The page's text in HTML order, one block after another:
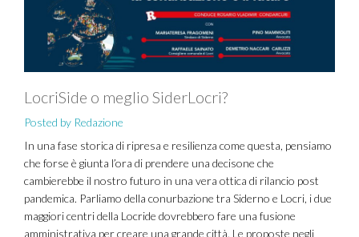
LocriSide o meglio SiderLocri?
Posted by Redazione
In una fase storica di ripresa e resilienza come questa, pensiamo
che forse è giunta l’ora di prendere una decisone che
cambierebbe il nostro futuro in una vera ottica di rilancio post
pandemica. Parliamo della conurbazione tra Siderno e Locri, i due
maggiori centri della Locride dovrebbero fare una fusione
amministrativa per creare una grande città. Le proposte negli